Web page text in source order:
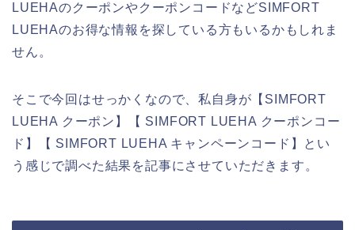
LUEHAのクーポンやクーポンコードなどSIMFORT
LUEHAのお得な情報を探している方もいるかもしれま
せん。
そこで今回はせっかくなので、私自身が【SIMFORT
LUEHA クーポン】【 SIMFORT LUEHA クーポンコー
ド】【 SIMFORT LUEHA キャンペーンコード】とい
う感じで調べた結果を記事にさせていただきます。